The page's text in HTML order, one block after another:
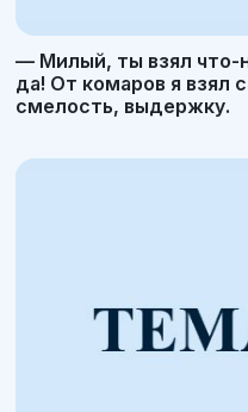
— Милый, ты взял что-
да! От комаров я взял
смелость, выдержку.